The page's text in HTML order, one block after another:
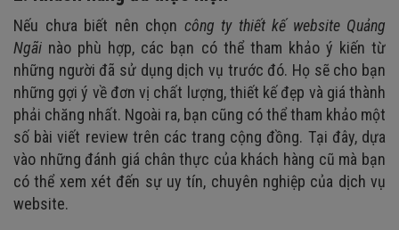
Nếu chưa biết nên chọn công ty thiết kế website Quảng
Ngãi nào phù hợp, các bạn có thể tham khảo ý kiến từ
những người đã sử dụng dịch vụ trước đó. Họ sẽ cho bạn
những gợi ý về đơn vị chất lượng, thiết kế đẹp và giá thành
phải chăng nhất. Ngoài ra, bạn cũng có thể tham khảo một
số bài viết review trên các trang cộng đồng. Tại đây, dựa
vào những đánh giá chân thực của khách hàng cũ mà bạn
có thể xem xét đến sự uy tín, chuyên nghiệp của dịch vụ
website.